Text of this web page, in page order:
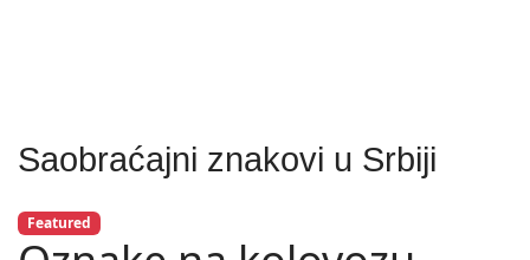
Saobraćajni znakovi u Srbiji
Featured